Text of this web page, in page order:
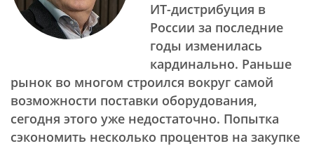
ИТ-дистрибуция в
России за последние
годы изменилась
кардинально. Раньше
рынок во многом строился вокруг самой
возможности поставки оборудования,
сегодня этого уже недостаточно. Попытка
сэкономить несколько процентов на закупке